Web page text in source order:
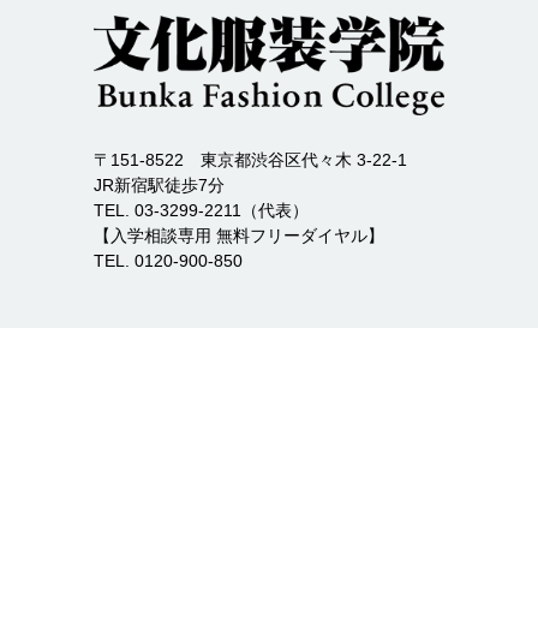
〒151-8522 東京都渋谷区代々木 3-22-1
JR新宿駅徒歩7分
TEL. 03-3299-2211（代表）
【入学相談専用 無料フリーダイヤル】
TEL. 0120-900-850